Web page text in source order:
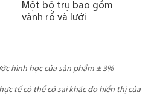
Một bộ trụ bao gồm
vành rổ và lưới
hình học của sản phẩm ± 3%
tế có thể có sai khác do hiển thị của